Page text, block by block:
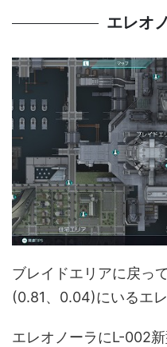
エレオ
ブレイドエリアに戻っ
(0.81、0.04)にいるエ
エレオノーラにL-002